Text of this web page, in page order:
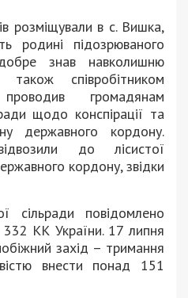
розміщували в с. Вишка,
родині підозрюваного
знав навколишню
співробітником
громадянам
щодо конспірації та
державного кордону.
до лісистої
кордону, звідки
сільради повідомлено
КК України. 17 липня
захід – тримання
внести понад 151